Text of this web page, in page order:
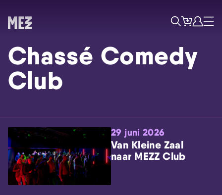
Skip navigatie
ZoekTicketsAccount
Menu
Chassé Comedy
Club
29 juni 2026
Van Kleine Zaal
naar MEZZ Club